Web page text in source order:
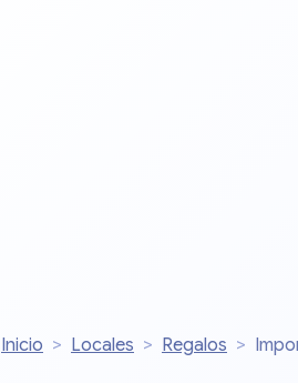
Inicio Locales Regalos